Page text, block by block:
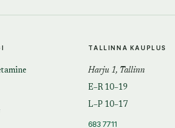
TALLINNA KAUPLUS
Harju 1, Tallinn
E–R 10–19
L–P 10–17
683 7711